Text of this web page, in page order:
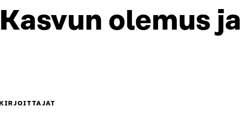
Kasvun olemus
KIRJOITTAJAT